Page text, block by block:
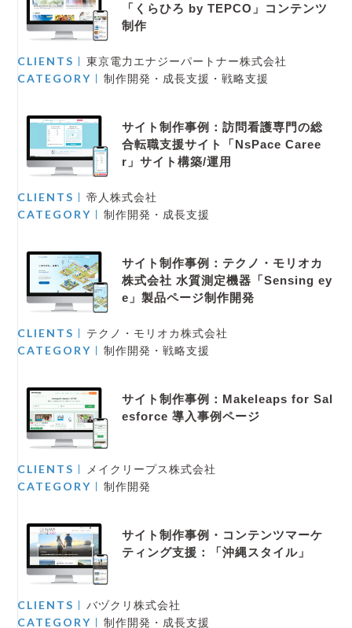
「くらひろ by TEPCO」コンテンツ
制作
CLIENTS 東京電力エナジーパートナー株式会社
CATEGORY 制作開発・成長支援・戦略支援
サイト制作事例：訪問看護専門の総
合転職支援サイト「NsPace Caree
r」サイト構築/運用
CLIENTS 帝人株式会社
CATEGORY 制作開発・成長支援
サイト制作事例：テクノ・モリオカ
株式会社 水質測定機器「Sensing ey
e」製品ページ制作開発
CLIENTS テクノ・モリオカ株式会社
CATEGORY 制作開発・戦略支援
サイト制作事例：Makeleaps for Sal
esforce 導入事例ページ
CLIENTS メイクリープス株式会社
CATEGORY 制作開発
サイト制作事例・コンテンツマーケ
ティング支援：「沖縄スタイル」
CLIENTS バヅクリ株式会社
CATEGORY 制作開発・成長支援